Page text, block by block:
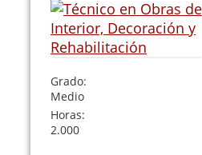
Grado:
Medio
Horas:
2.000